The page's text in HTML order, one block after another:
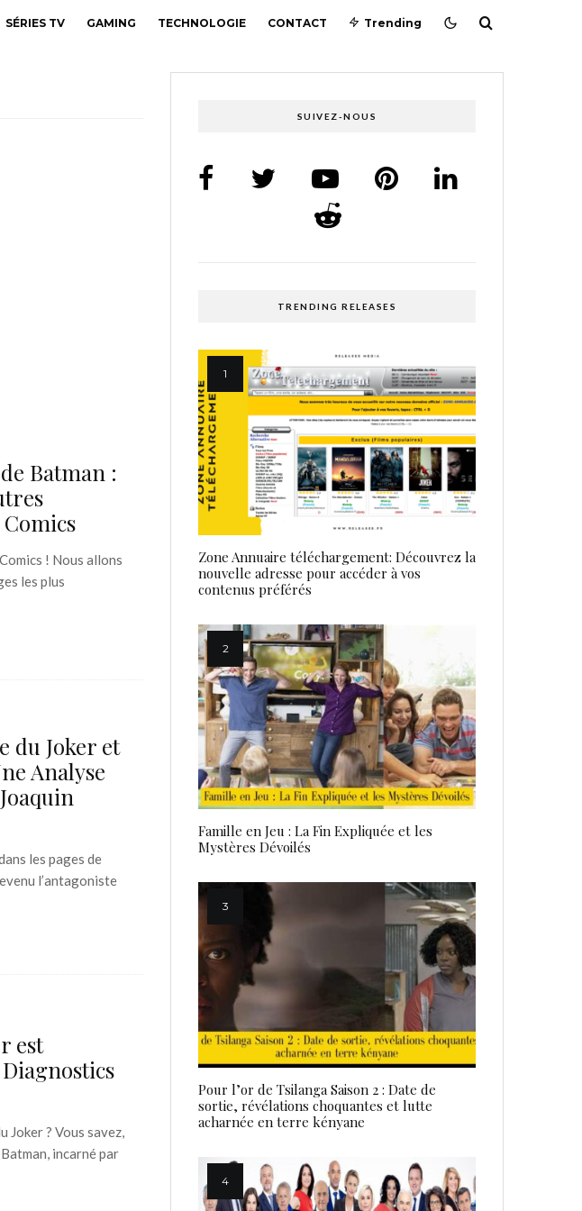
SÉRIES TV GAMING TECHNOLOGIE CONTACT Trending
Batman :
! Nous allons
les plus
du Joker et
Analyse
les pages de
l’antagoniste
est
Joker ? Vous savez,
incarné par
SUIVEZ-NOUS
TRENDING RELEASES
Zone Annuaire téléchargement: Découvrez la
nouvelle adresse pour accéder à vos
contenus préférés
Famille en Jeu : La Fin Expliquée et les
Mystères Dévoilés
Pour l’or de Tsilanga Saison 2 : Date de
sortie, révélations choquantes et lutte
acharnée en terre kényane